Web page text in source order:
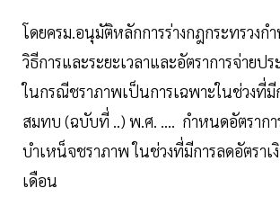
โดยครม.อนุมัติหลักการร่างกฎกระทรวง
วิธีการและระยะเวลาและอัตราการจ่าย
ในกรณีชราภาพเป็นการเฉพาะในช่วงที่มี
สมทบ (ฉบับที่ ..) พ.ศ. …. กำหนดอัตรากา
บำเหน็จชราภาพ ในช่วงที่มีการลดอัตรา
เดือน